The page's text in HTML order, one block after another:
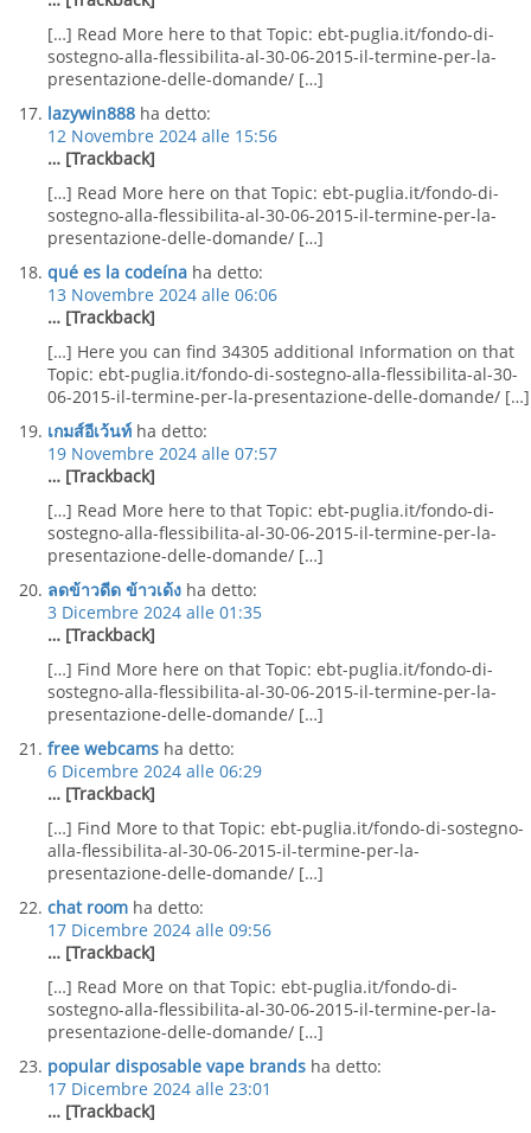
[…] Read More here to that Topic: ebt-puglia.it/fondo-di-
sostegno-alla-flessibilita-al-30-06-2015-il-termine-per-la-
presentazione-delle-domande/ […]
lazywin888 ha detto:
12 Novembre 2024 alle 15:56
… [Trackback]
[…] Read More here on that Topic: ebt-puglia.it/fondo-di-
sostegno-alla-flessibilita-al-30-06-2015-il-termine-per-la-
presentazione-delle-domande/ […]
qué es la codeína ha detto:
13 Novembre 2024 alle 06:06
… [Trackback]
[…] Here you can find 34305 additional Information on that
Topic: ebt-puglia.it/fondo-di-sostegno-alla-flessibilita-al-30-
06-2015-il-termine-per-la-presentazione-delle-domande/ […]
เกมส์อีเว้นท์ ha detto:
19 Novembre 2024 alle 07:57
… [Trackback]
[…] Read More here to that Topic: ebt-puglia.it/fondo-di-
sostegno-alla-flessibilita-al-30-06-2015-il-termine-per-la-
presentazione-delle-domande/ […]
ลดข้าวดีด ข้าวเด้ง ha detto:
3 Dicembre 2024 alle 01:35
… [Trackback]
[…] Find More here on that Topic: ebt-puglia.it/fondo-di-
sostegno-alla-flessibilita-al-30-06-2015-il-termine-per-la-
presentazione-delle-domande/ […]
free webcams ha detto:
6 Dicembre 2024 alle 06:29
… [Trackback]
[…] Find More to that Topic: ebt-puglia.it/fondo-di-sostegno-
alla-flessibilita-al-30-06-2015-il-termine-per-la-
presentazione-delle-domande/ […]
chat room ha detto:
17 Dicembre 2024 alle 09:56
… [Trackback]
[…] Read More on that Topic: ebt-puglia.it/fondo-di-
sostegno-alla-flessibilita-al-30-06-2015-il-termine-per-la-
presentazione-delle-domande/ […]
popular disposable vape brands ha detto:
17 Dicembre 2024 alle 23:01
… [Trackback]